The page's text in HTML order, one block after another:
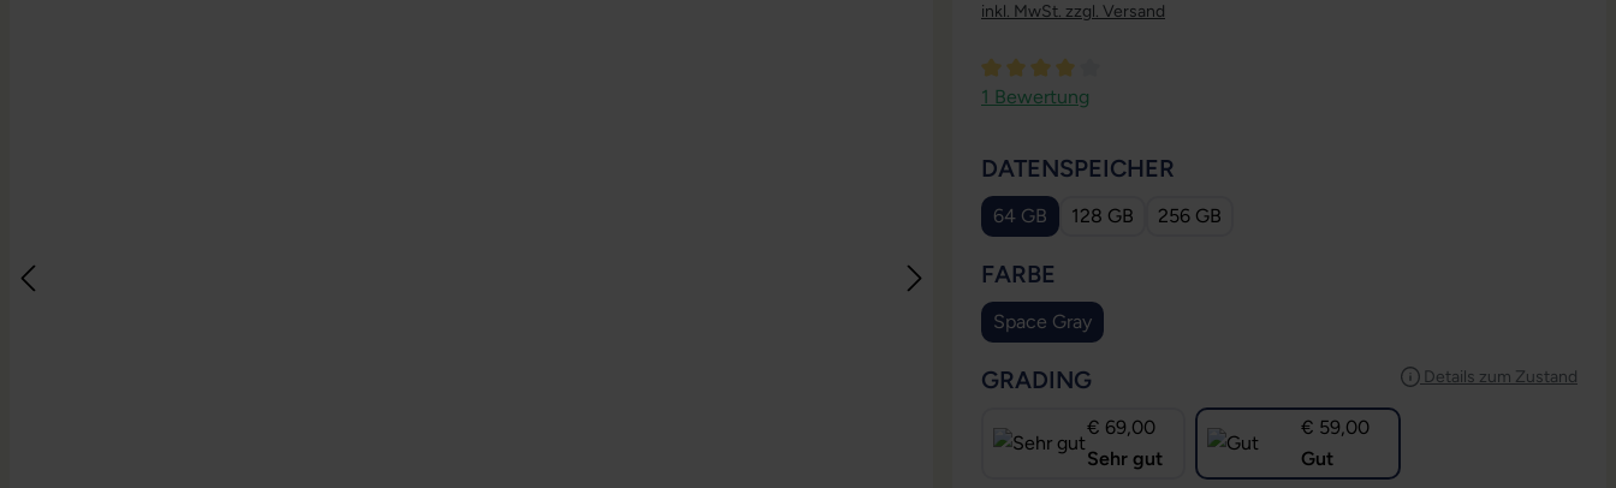
inkl. MwSt. zzgl. Versand
Durchschnittliche Bewertung von 4 von 5 Sternen
1 Bewertung
DATENSPEICHER
64 GB 128 GB 256 GB
FARBE
Space Gray
Details zum Zustand
GRADING
€ 69,00
Sehr gut
€ 59,00
Gut